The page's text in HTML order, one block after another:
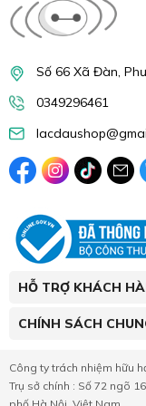
Số 66 Xã Đàn,
0349296461
HỖ TRỢ KHÁCH
CHÍNH SÁCH
Công ty trách nhiệm hữu
Trụ sở chính : Số 72 ngõ